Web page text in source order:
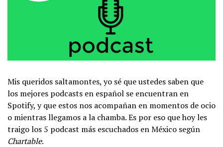
Mis queridos saltamontes, yo sé que ustedes saben que
los mejores podcasts en español se encuentran en
Spotify, y que estos nos acompañan en momentos de ocio
o mientras llegamos a la chamba. Es por eso que hoy les
traigo los 5 podcast más escuchados en México según
Chartable.